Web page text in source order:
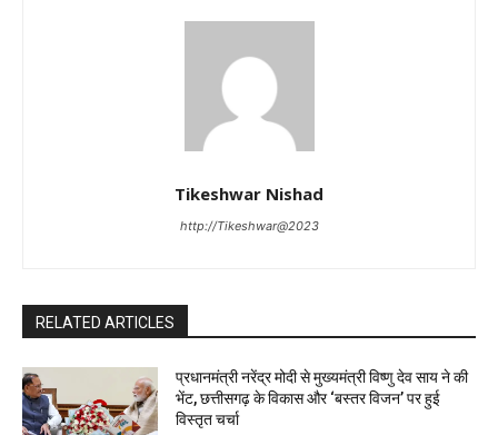
Tikeshwar Nishad
http://Tikeshwar@2023
RELATED ARTICLES
प्रधानमंत्री नरेंद्र मोदी से मुख्यमंत्री विष्णु देव साय ने की
भेंट, छत्तीसगढ़ के विकास और ‘बस्तर विजन’ पर हुई
विस्तृत चर्चा